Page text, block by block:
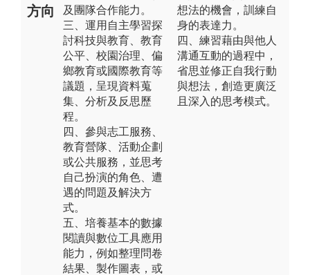
方向
及團隊合作能力。
三、運用自主學習探
討科技與教育、教育
公平、校園治理、偏
鄉教育或國際教育等
議題，呈現資料蒐
集、分析及反思歷
程。
四、參與志工服務、
教育營隊、活動企劃
或公共服務，並思考
自己扮演的角色、遭
遇的問題及解決方
式。
五、培養基本的數據
閱讀與數位工具應用
能力，例如整理問卷
結果、製作圖表，或
想法的機會，訓練自
身的表達力。
四、練習藉由與他人
溝通互動的過程中，
省思並修正自我行動
與想法，創造更廣泛
且深入的思考模式。